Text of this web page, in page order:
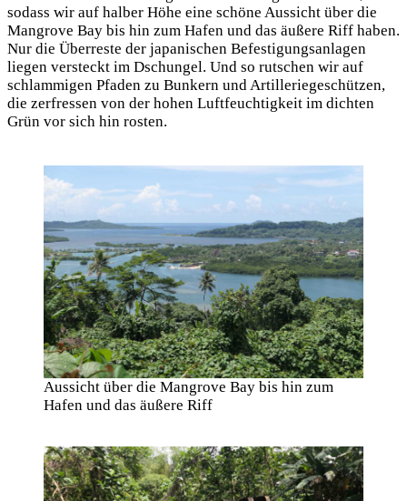
sodass wir auf halber Höhe eine schöne Aussicht über die
Mangrove Bay bis hin zum Hafen und das äußere Riff haben.
Nur die Überreste der japanischen Befestigungsanlagen
liegen versteckt im Dschungel. Und so rutschen wir auf
schlammigen Pfaden zu Bunkern und Artilleriegeschützen,
die zerfressen von der hohen Luftfeuchtigkeit im dichten
Grün vor sich hin rosten.
Aussicht über die Mangrove Bay bis hin zum
Hafen und das äußere Riff